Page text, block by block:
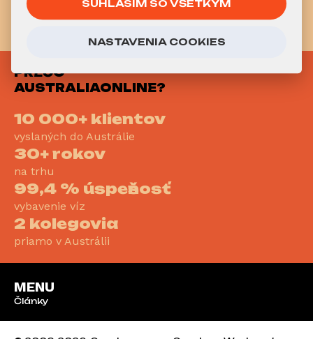
Neváhaj!
PREČO
AUSTRALIAONLINE?
10 000+ klientov
vyslaných do Austrálie
30+ rokov
na trhu
99,4 % úspešnosť
vybavenie víz
2 kolegovia
priamo v Austrálii
MENU
Články
SÚHLASÍM SO VŠETKÝM
NASTAVENIA COOKIES